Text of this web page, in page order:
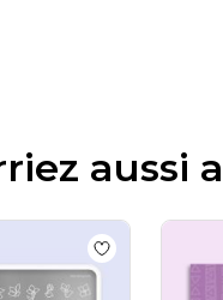
du
Fri
24
2026
aussi
Add to wishlist